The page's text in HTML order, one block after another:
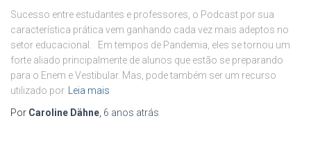
Sucesso entre estudantes e professores, o Podcast por sua
característica prática vem ganhando cada vez mais adeptos no
setor educacional. Em tempos de Pandemia, eles se tornou um
forte aliado principalmente de alunos que estão se preparando
para o Enem e Vestibular. Mas, pode também ser um recurso
utilizado por
Leia mais
Por Caroline Dähne 6 anos atrás